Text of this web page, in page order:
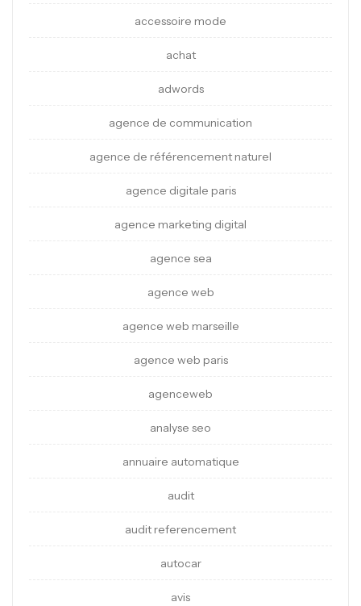
accessoire mode
achat
adwords
agence de communication
agence de référencement naturel
agence digitale paris
agence marketing digital
agence sea
agence web
agence web marseille
agence web paris
agenceweb
analyse seo
annuaire automatique
audit
audit referencement
autocar
avis